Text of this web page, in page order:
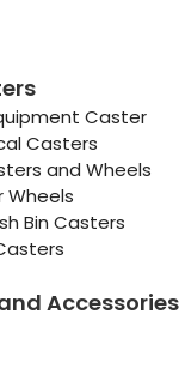
Caster
Casters
and Wheels
Wheels
Bin Casters
Accessories